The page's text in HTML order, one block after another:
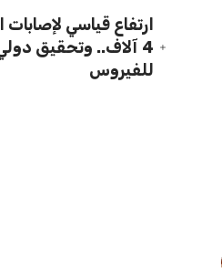
ارتفاع قياسي لإصابات
4 آلاف.. وتحقيق
للفيروس